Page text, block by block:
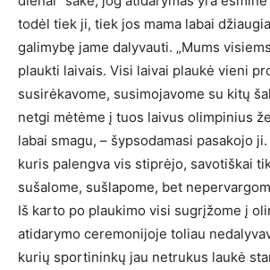
todėl tiek ji, tiek jos mama labai
galimybę jame dalyvauti. „Mums
plaukti laivais. Visi laivai plaukė vieni
susirėkavome, susimojavome su kitų
netgi mėtėme į tuos laivus olimpinius
labai smagu, – šypsodamasi pasakojo
kuris palengva vis stiprėjo, savotiškai
sušalome, sušlapome, bet
Iš karto po plaukimo visi sugrįžome į
atidarymo ceremonijoje toliau
kurių sportininkų jau netrukus laukė